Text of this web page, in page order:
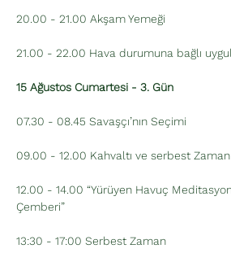
20.00 - 21.00 Akşam Yemeği
21.00 - 22.00 Hava durumuna bağlı
15 Ağustos Cumartesi - 3. Gün
07.30 - 08.45 Savaşçı’nın Seçimi
09.00 - 12.00 Kahvaltı ve serbest Zaman
12.00 - 14.00 “Yürüyen Havuç
Çemberi”
13:30 - 17:00 Serbest Zaman